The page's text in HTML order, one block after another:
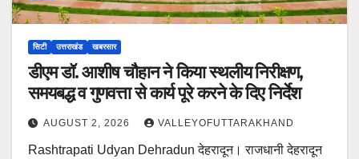
सिटी उत्तराखंड खबरसार
डीएम डॉ. आशीष चौहान ने किया स्थलीय निरीक्षण,
समयबद्ध व गुणवत्ता से कार्य पूरे करने के दिए निर्देश
AUGUST 2, 2026 VALLEYOFUTTARAKHAND
Rashtrapati Udyan Dehradun देहरादून। राजधानी देहरादून